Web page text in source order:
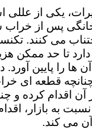
یکی از
خانگی پس از
می کنند.
تا حد ممکن
ها را پایین آورد.
قطعه ای
آن اقدام کرده و
به بازار،
می کند.